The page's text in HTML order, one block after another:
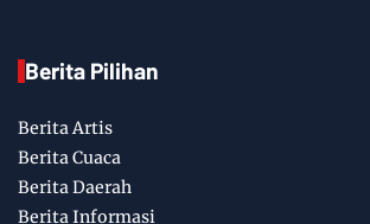
Berita Pilihan
Berita Artis
Berita Cuaca
Berita Daerah
Berita Informasi